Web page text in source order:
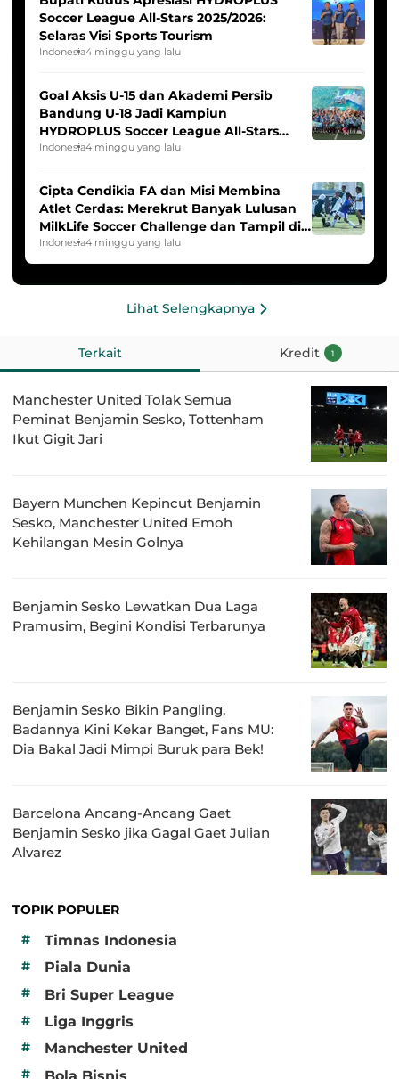
Soccer League All-Stars 2025/2026:
Selaras Visi Sports Tourism
Indonesia4 minggu yang lalu
Goal Aksis U-15 dan Akademi Persib
Bandung U-18 Jadi Kampiun
HYDROPLUS Soccer League All-Stars
2025/2026
Indonesia4 minggu yang lalu
Cipta Cendikia FA dan Misi Membina
Atlet Cerdas: Merekrut Banyak Lulusan
MilkLife Soccer Challenge dan Tampil di
HYDROPLUS Soccer League
Indonesia4 minggu yang lalu
Lihat Selengkapnya
Terkait Kredit 1
Manchester United Tolak Semua
Peminat Benjamin Sesko, Tottenham
Ikut Gigit Jari
Bayern Munchen Kepincut Benjamin
Sesko, Manchester United Emoh
Kehilangan Mesin Golnya
Benjamin Sesko Lewatkan Dua Laga
Pramusim, Begini Kondisi Terbarunya
Benjamin Sesko Bikin Pangling,
Badannya Kini Kekar Banget, Fans MU:
Dia Bakal Jadi Mimpi Buruk para Bek!
Barcelona Ancang-Ancang Gaet
Benjamin Sesko jika Gagal Gaet Julian
Alvarez
TOPIK POPULER
#
Timnas Indonesia
# Piala Dunia
# Bri Super League
# Liga Inggris
# Manchester United
#